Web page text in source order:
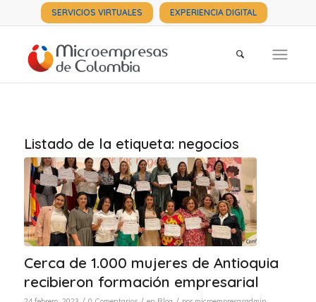
SERVICIOS VIRTUALES EXPERIENCIA DIGITAL
Listado de la etiqueta: negocios
Cerca de 1.000 mujeres de Antioquia
recibieron formación empresarial